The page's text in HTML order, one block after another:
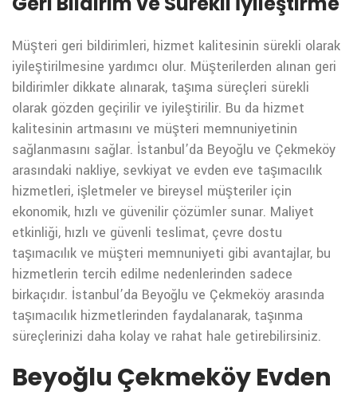
Müşteri geri bildirimleri, hizmet kalitesinin sürekli olarak
iyileştirilmesine yardımcı olur. Müşterilerden alınan geri
bildirimler dikkate alınarak, taşıma süreçleri sürekli
olarak gözden geçirilir ve iyileştirilir. Bu da hizmet
kalitesinin artmasını ve müşteri memnuniyetinin
sağlanmasını sağlar. İstanbul’da Beyoğlu ve Çekmeköy
arasındaki nakliye, sevkiyat ve evden eve taşımacılık
hizmetleri, işletmeler ve bireysel müşteriler için
ekonomik, hızlı ve güvenilir çözümler sunar. Maliyet
etkinliği, hızlı ve güvenli teslimat, çevre dostu
taşımacılık ve müşteri memnuniyeti gibi avantajlar, bu
hizmetlerin tercih edilme nedenlerinden sadece
birkaçıdır. İstanbul’da Beyoğlu ve Çekmeköy arasında
taşımacılık hizmetlerinden faydalanarak, taşınma
süreçlerinizi daha kolay ve rahat hale getirebilirsiniz.
Beyoğlu Çekmeköy Evden